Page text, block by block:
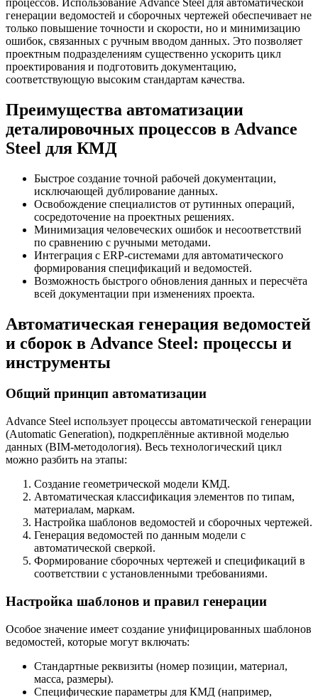
генерации ведомостей и сборочных чертежей обеспечивает не
только повышение точности и скорости, но и минимизацию
ошибок, связанных с ручным вводом данных. Это позволяет
проектным подразделениям существенно ускорить цикл
проектирования и подготовить документацию,
соответствующую высоким стандартам качества.
Преимущества автоматизации
деталировочных процессов в Advance
Steel для КМД
Быстрое создание точной рабочей документации,
исключающей дублирование данных.
Освобождение специалистов от рутинных операций,
сосредоточение на проектных решениях.
Минимизация человеческих ошибок и несоответствий
по сравнению с ручными методами.
Интеграция с ERP-системами для автоматического
формирования спецификаций и ведомостей.
Возможность быстрого обновления данных и пересчёта
всей документации при изменениях проекта.
Автоматическая генерация ведомостей
и сборок в Advance Steel: процессы и
инструменты
Общий принцип автоматизации
Advance Steel использует процессы автоматической генерации
(Automatic Generation), подкреплённые активной моделью
данных (BIM-методология). Весь технологический цикл
можно разбить на этапы:
Создание геометрической модели КМД.
Автоматическая классификация элементов по типам,
материалам, маркам.
Настройка шаблонов ведомостей и сборочных чертежей.
Генерация ведомостей по данным модели с
автоматической сверкой.
Формирование сборочных чертежей и спецификаций в
соответствии с установленными требованиями.
Настройка шаблонов и правил генерации
Особое значение имеет создание унифицированных шаблонов
ведомостей, которые могут включать:
Стандартные реквизиты (номер позиции, материал,
масса, размеры).
Специфические параметры для КМД (например,